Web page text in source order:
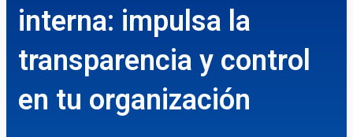
interna: impulsa la
transparencia y control
en tu organización